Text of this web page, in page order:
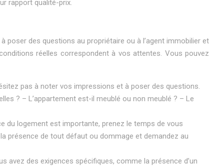
rapport qualité-prix.
poser des questions au propriétaire ou à l’agent immobilier et
réelles correspondent à vos attentes. Vous pouvez
pas à noter vos impressions et à poser des questions.
? – L’appartement est-il meublé ou non meublé ? – Le
du logement est importante, prenez le temps de vous
présence de tout défaut ou dommage et demandez au
avez des exigences spécifiques, comme la présence d’un